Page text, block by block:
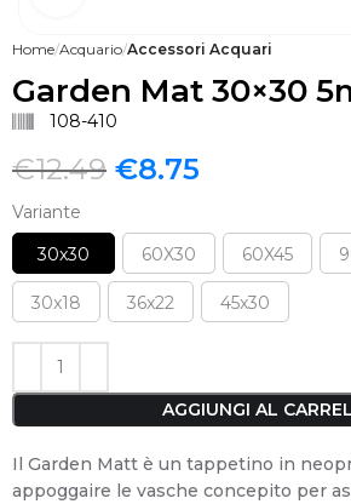
Home Acquario Accessori Acquari
Garden Mat 30×30
108-410
€12.49 €8.75
Variante
30x30
60X30 60X45
30x18 36x22 45x30
AGGIUNGI AL
Il Garden Matt è un tappetino in
appoggaire le vasche concepito per